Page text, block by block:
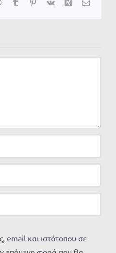
WhatsApp
TumblrPinterest
Vk Xing Email
email και ιστότοπου σε